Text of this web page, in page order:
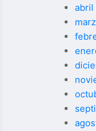
abril